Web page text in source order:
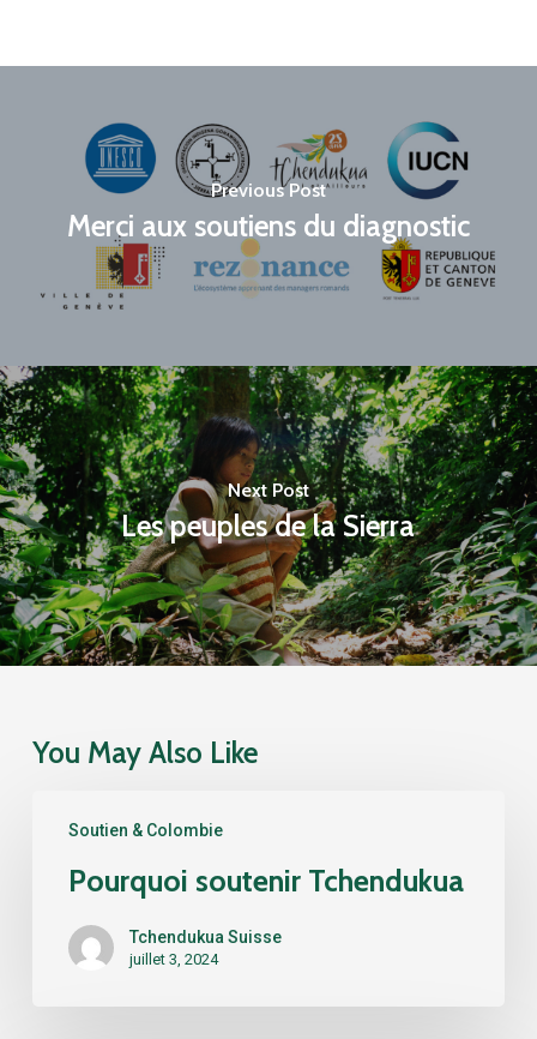
Previous Post
Merci aux soutiens du diagnostic
Next Post
Les peuples de la Sierra
You May Also Like
Soutien & Colombie
soutenir
Pourquoi soutenir Tchendukua
Tchendukua Suisse
juillet 3, 2024